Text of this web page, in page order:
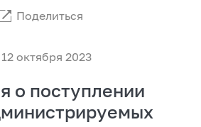
октября 2023
Поделиться
о поступлении